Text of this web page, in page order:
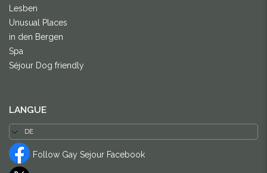
Lesben
Unusual Places
in den Bergen
Spa
Séjour Dog friendly
LANGUE
Follow Gay Sejour Facebook